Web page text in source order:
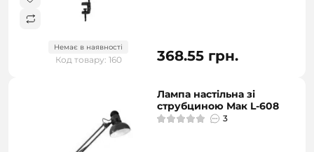
Немає в наявності
Код товару: 160 368.55 грн.
Лампа настільна зі
струбциною Мак L-608
3